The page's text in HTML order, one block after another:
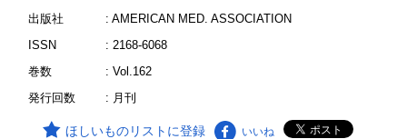
出版社
: AMERICAN MED. ASSOCIATION
ISSN
: 2168-6068
巻数
: Vol.162
発行回数
: 月刊
ほしいものリストに登録 いいね